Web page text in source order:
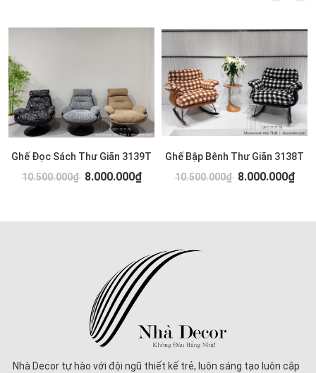
Ghế Đọc Sách Thư Giãn 3139T
10.500.000₫ 8.000.000₫
Ghế Bập Bênh Thư Giãn 3138T
10.500.000₫ 8.000.000₫
Nhà Decor tự hào với đội ngũ thiết kế trẻ, luôn sáng tạo luôn cập